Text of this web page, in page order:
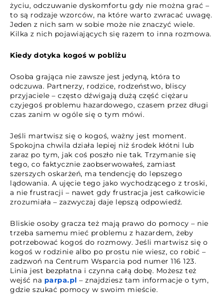
życiu, odczuwanie dyskomfortu gdy nie można grać –
to są rodzaje wzorców, na które warto zwracać uwagę.
Jeden z nich sam w sobie może nie znaczyć wiele.
Kilka z nich pojawiających się razem to inna rozmowa.
Kiedy dotyka kogoś w pobliżu
Osoba grająca nie zawsze jest jedyną, która to
odczuwa. Partnerzy, rodzice, rodzeństwo, bliscy
przyjaciele – często dźwigają dużą część ciężaru
czyjegoś problemu hazardowego, czasem przez długi
czas zanim w ogóle się o tym mówi.
Jeśli martwisz się o kogoś, ważny jest moment.
Spokojna chwila działa lepiej niż środek kłótni lub
zaraz po tym, jak coś poszło nie tak. Trzymanie się
tego, co faktycznie zaobserwowałeś, zamiast
szerszych oskarżeń, ma tendencję do lepszego
lądowania. A ujęcie tego jako wychodzącego z troski,
a nie frustracji – nawet gdy frustracja jest całkowicie
zrozumiała – zazwyczaj daje lepszą odpowiedź.
Bliskie osoby gracza też mają prawo do pomocy – nie
trzeba samemu mieć problemu z hazardem, żeby
potrzebować kogoś do rozmowy. Jeśli martwisz się o
kogoś w rodzinie albo po prostu nie wiesz, co robić –
zadzwoń na Centrum Wsparcia pod numer 116 123.
Linia jest bezpłatna i czynna całą dobę. Możesz też
wejść na parpa.pl – znajdziesz tam informacje o tym,
gdzie szukać pomocy w swoim mieście.